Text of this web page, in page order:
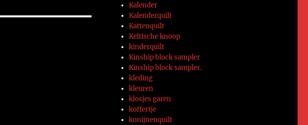
Kalender
Kalenderquilt
Kattenquilt
Keltische knoop
kinderquilt
Kinship block sampler
Kinship block sampler.
kleding
kleuren
klosjes garen
koffertje
konijnenquilt